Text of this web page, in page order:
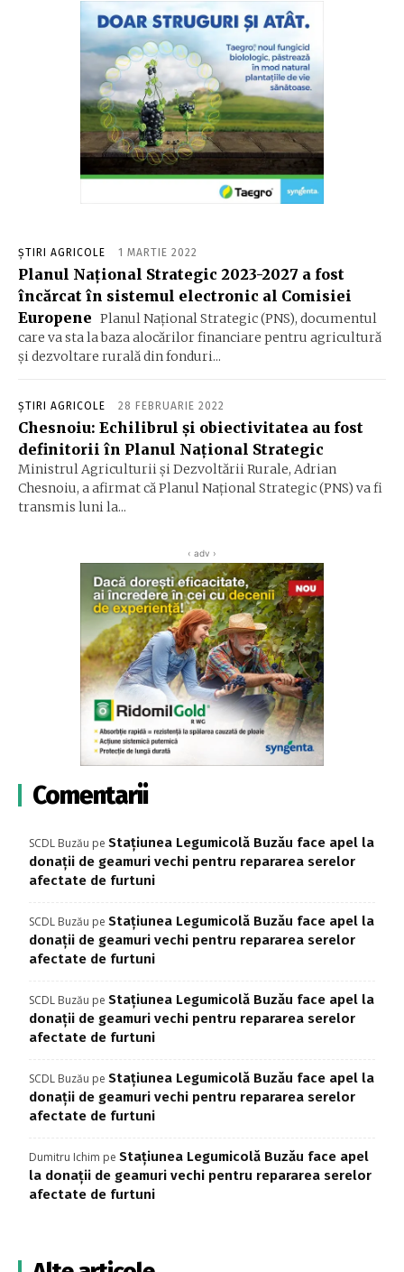
ȘTIRI AGRICOLE 1 MARTIE 2022
Planul Naţional Strategic 2023-2027 a fost
încărcat în sistemul electronic al Comisiei
Europene Planul Naţional Strategic (PNS), documentul
care va sta la baza alocărilor financiare pentru agricultură
şi dezvoltare rurală din fonduri...
ȘTIRI AGRICOLE 28 FEBRUARIE 2022
Chesnoiu: Echilibrul şi obiectivitatea au fost
definitorii în Planul Naţional Strategic
Ministrul Agriculturii şi Dezvoltării Rurale, Adrian
Chesnoiu, a afirmat că Planul Naţional Strategic (PNS) va fi
transmis luni la...
‹ adv ›
Comentarii
SCDL Buzău pe Stațiunea Legumicolă Buzău face apel la
donații de geamuri vechi pentru repararea serelor
afectate de furtuni
SCDL Buzău pe Stațiunea Legumicolă Buzău face apel la
donații de geamuri vechi pentru repararea serelor
afectate de furtuni
SCDL Buzău pe Stațiunea Legumicolă Buzău face apel la
donații de geamuri vechi pentru repararea serelor
afectate de furtuni
SCDL Buzău pe Stațiunea Legumicolă Buzău face apel la
donații de geamuri vechi pentru repararea serelor
afectate de furtuni
Dumitru Ichim pe Stațiunea Legumicolă Buzău face apel
la donații de geamuri vechi pentru repararea serelor
afectate de furtuni